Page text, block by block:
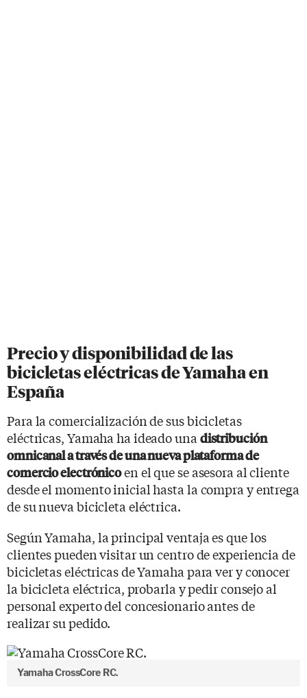
Precio y disponibilidad de las
bicicletas eléctricas de Yamaha en
España
Para la comercialización de sus bicicletas
eléctricas, Yamaha ha ideado una distribución
omnicanal a través de una nueva plataforma de
comercio electrónicoen el que se asesora al cliente
desde el momento inicial hasta la compra y entrega
de su nueva bicicleta eléctrica.
Según Yamaha, la principal ventaja es que los
clientes pueden visitar un centro de experiencia de
bicicletas eléctricas de Yamaha para ver y conocer
la bicicleta eléctrica, probarla y pedir consejo al
personal experto del concesionario antes de
realizar su pedido.
Yamaha CrossCore RC.